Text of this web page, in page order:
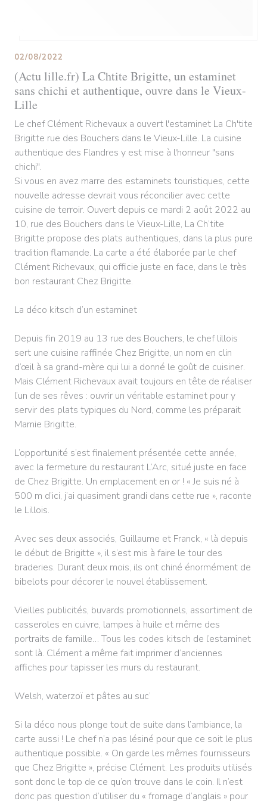
(Actu lille.fr) La Chtite Brigitte, un estaminet
sans chichi et authentique, ouvre dans le Vieux-
Lille
02/08/2022
Le chef Clément Richevaux a ouvert l'estaminet La Ch'tite
Brigitte rue des Bouchers dans le Vieux-Lille. La cuisine
authentique des Flandres y est mise à l'honneur "sans
chichi".
Si vous en avez marre des estaminets touristiques, cette
nouvelle adresse devrait vous réconcilier avec cette
cuisine de terroir. Ouvert depuis ce mardi 2 août 2022 au
10, rue des Bouchers dans le Vieux-Lille, La Ch’tite
Brigitte propose des plats authentiques, dans la plus pure
tradition flamande. La carte a été élaborée par le chef
Clément Richevaux, qui officie juste en face, dans le très
bon restaurant Chez Brigitte.
La déco kitsch d’un estaminet
Depuis fin 2019 au 13 rue des Bouchers, le chef lillois
sert une cuisine raffinée Chez Brigitte, un nom en clin
d’œil à sa grand-mère qui lui a donné le goût de cuisiner.
Mais Clément Richevaux avait toujours en tête de réaliser
l’un de ses rêves : ouvrir un véritable estaminet pour y
servir des plats typiques du Nord, comme les préparait
Mamie Brigitte.
L’opportunité s’est finalement présentée cette année,
avec la fermeture du restaurant L’Arc, situé juste en face
de Chez Brigitte. Un emplacement en or ! « Je suis né à
500 m d’ici, j’ai quasiment grandi dans cette rue », raconte
le Lillois.
Avec ses deux associés, Guillaume et Franck, « là depuis
le début de Brigitte », il s’est mis à faire le tour des
braderies. Durant deux mois, ils ont chiné énormément de
bibelots pour décorer le nouvel établissement.
Vieilles publicités, buvards promotionnels, assortiment de
casseroles en cuivre, lampes à huile et même des
portraits de famille… Tous les codes kitsch de l’estaminet
sont là. Clément a même fait imprimer d’anciennes
affiches pour tapisser les murs du restaurant.
Welsh, waterzoï et pâtes au suc’
Si la déco nous plonge tout de suite dans l’ambiance, la
carte aussi ! Le chef n’a pas lésiné pour que ce soit le plus
authentique possible. « On garde les mêmes fournisseurs
que Chez Brigitte », précise Clément. Les produits utilisés
sont donc le top de ce qu’on trouve dans le coin. Il n’est
donc pas question d’utiliser du « fromage d’anglais » pour